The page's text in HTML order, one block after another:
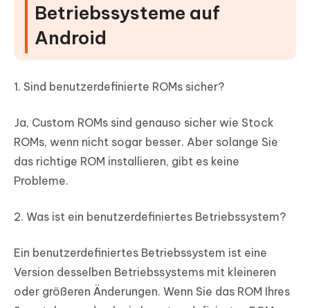
Betriebssysteme auf
Android
1. Sind benutzerdefinierte ROMs sicher?
Ja, Custom ROMs sind genauso sicher wie Stock
ROMs, wenn nicht sogar besser. Aber solange Sie
das richtige ROM installieren, gibt es keine
Probleme.
2. Was ist ein benutzerdefiniertes Betriebssystem?
Ein benutzerdefiniertes Betriebssystem ist eine
Version desselben Betriebssystems mit kleineren
oder größeren Änderungen. Wenn Sie das ROM Ihres